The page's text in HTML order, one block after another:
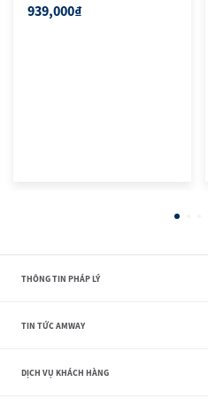
939,000₫
THÔNG TIN PHÁP LÝ
TIN TỨC AMWAY
DỊCH VỤ KHÁCH HÀNG